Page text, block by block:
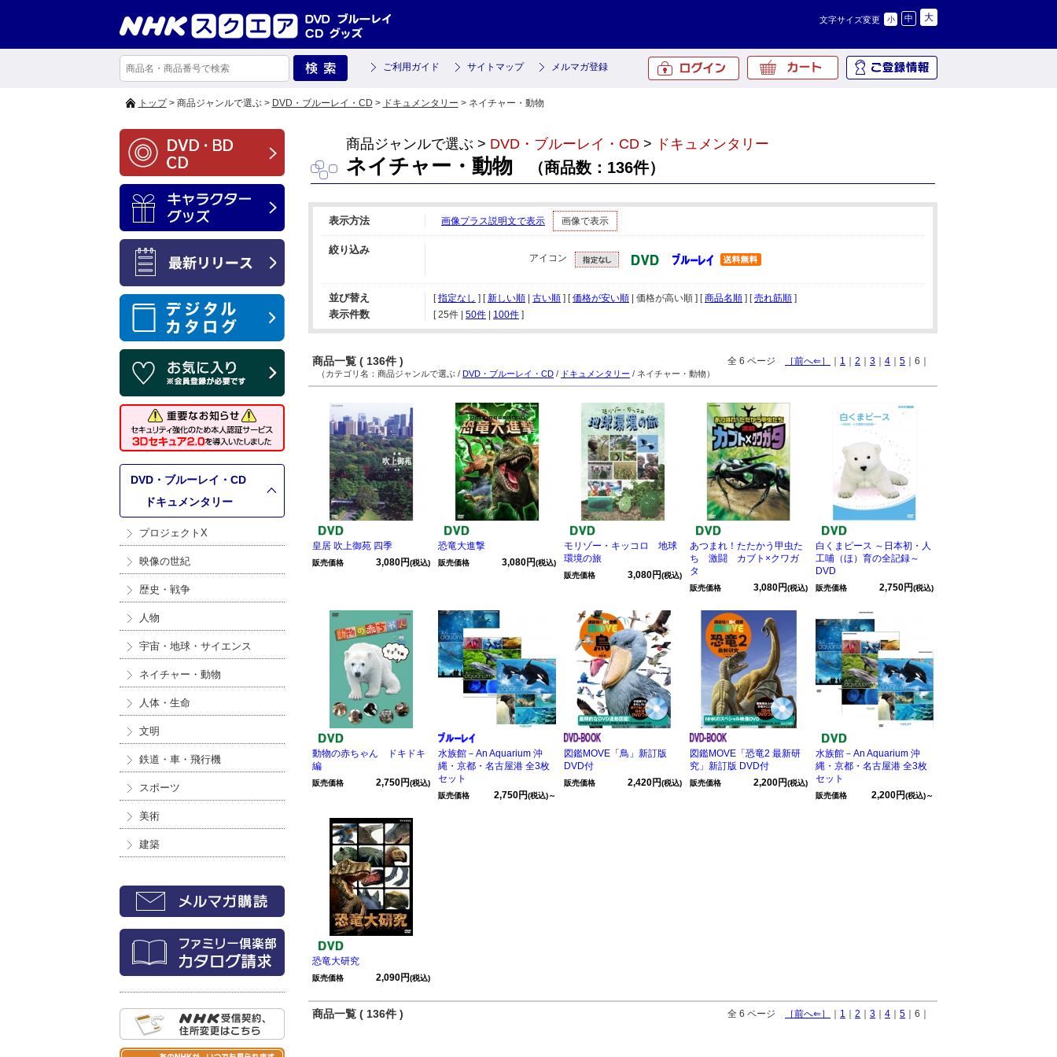
文字サイズ変更 小 中 大
ご利用ガイド サイトマップ メルマガ登録
トップ> 商品ジャンルで選ぶ > DVD・ブルーレイ・CD > ドキュメンタリー > ネイチャー・動物
DVD・ブルーレイ・CD
ドキュメンタリー
プロジェクトX
映像の世紀
歴史・戦争
人物
宇宙・地球・サイエンス
ネイチャー・動物
人体・生命
文明
鉄道・車・飛行機
スポーツ
美術
建築
商品ジャンルで選ぶ > DVD・ブルーレイ・CD > ドキュメンタリー
ネイチャー・動物 （商品数：136件）
表示方法 画像プラス説明文で表示 画像で表示
絞り込み
アイコン
並び替え [指定なし ] [新しい順 古い順 ] [価格が安い順 | 価格が高い順 ] [商品名順 ] [売れ筋順 ]
表示件数 [ 25件 50件 100件 ]
商品一覧 ( 136件 ) 全 6 ページ ［前へ⇐］ 1 2 3 4 5 ｜6｜
（カテゴリ名：商品ジャンルで選ぶ / DVD・ブルーレイ・CD / ドキュメンタリー / ネイチャー・動物）
皇居 吹上御苑 四季
販売価格 3,080円(税込)
恐竜大進撃
販売価格 3,080円(税込)
モリゾー・キッコロ 地球
環境の旅
販売価格 3,080円(税込)
あつまれ！たたかう甲虫た
ち 激闘 カブト×クワガ
タ
販売価格 3,080円(税込)
白くまピース ～日本初・人
工哺（ほ）育の全記録～
DVD
販売価格 2,750円(税込)
動物の赤ちゃん ドキドキ
編
販売価格 2,750円(税込)
水族館－An Aquarium 沖
縄・京都・名古屋港 全3枚
セット
販売価格 2,750円(税込)～
図鑑MOVE「鳥」新訂版
DVD付
販売価格 2,420円(税込)
図鑑MOVE「恐竜2 最新研
究」新訂版 DVD付
販売価格 2,200円(税込)
水族館－An Aquarium 沖
縄・京都・名古屋港 全3枚
セット
販売価格 2,200円(税込)～
恐竜大研究
販売価格 2,090円(税込)
商品一覧 ( 136件 ) 全 6 ページ ［前へ⇐］ 1 2 3 4 5 ｜6｜